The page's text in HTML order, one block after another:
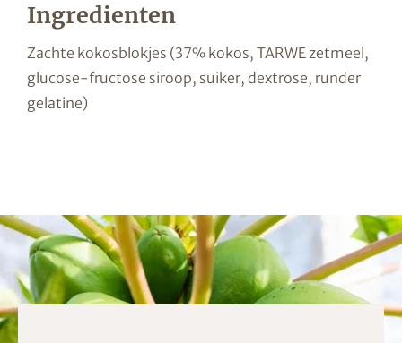
Ingredienten
Zachte kokosblokjes (37% kokos, TARWE zetmeel,
glucose-fructose siroop, suiker, dextrose, runder
gelatine)